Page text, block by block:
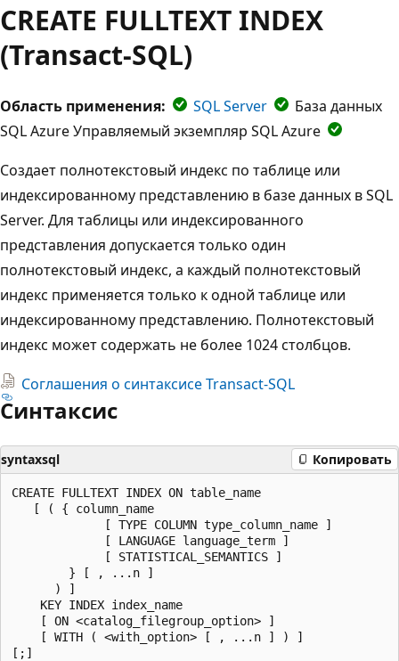
CREATE FULLTEXT INDEX
(Transact-SQL)
Область применения: SQL Server
База данных
SQL Azure Управляемый экземпляр SQL Azure
Создает полнотекстовый индекс по таблице или
индексированному представлению в базе данных в SQL
Server. Для таблицы или индексированного
представления допускается только один
полнотекстовый индекс, а каждый полнотекстовый
индекс применяется только к одной таблице или
индексированному представлению. Полнотекстовый
индекс может содержать не более 1024 столбцов.
Соглашения о синтаксисе Transact-SQL
Синтаксис
syntaxsql Копировать
CREATE FULLTEXT INDEX ON table_name
   [ ( { column_name
             [ TYPE COLUMN type_column_name ]
             [ LANGUAGE language_term ]
             [ STATISTICAL_SEMANTICS ]
        } [ , ...n ]
      ) ]
    KEY INDEX index_name
    [ ON <catalog_filegroup_option> ]
    [ WITH ( <with_option> [ , ...n ] ) ]
[;]